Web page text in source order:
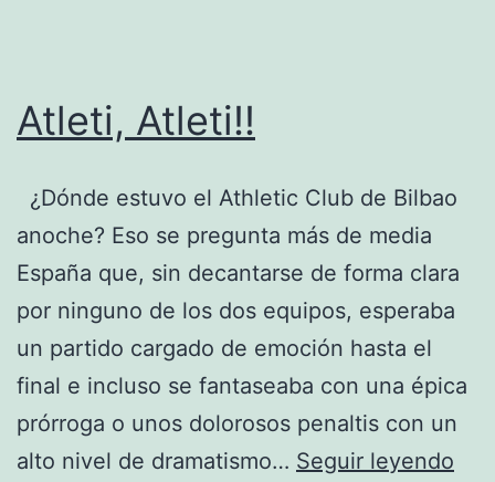
Atleti, Atleti!!
¿Dónde estuvo el Athletic Club de Bilbao
anoche? Eso se pregunta más de media
España que, sin decantarse de forma clara
por ninguno de los dos equipos, esperaba
un partido cargado de emoción hasta el
final e incluso se fantaseaba con una épica
prórroga o unos dolorosos penaltis con un
alto nivel de dramatismo… Seguir leyendo